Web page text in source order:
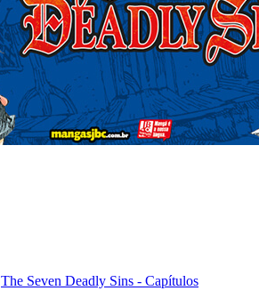
The Seven Deadly Sins - Capítulos